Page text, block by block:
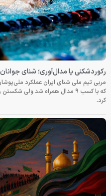
رکوردشکنی یا مدال‌آوری؛ شنای جوانان
مربی تیم ملی شنای ایران عملکرد
که با کسب ۹ مدال همراه شد ولی
کرد.